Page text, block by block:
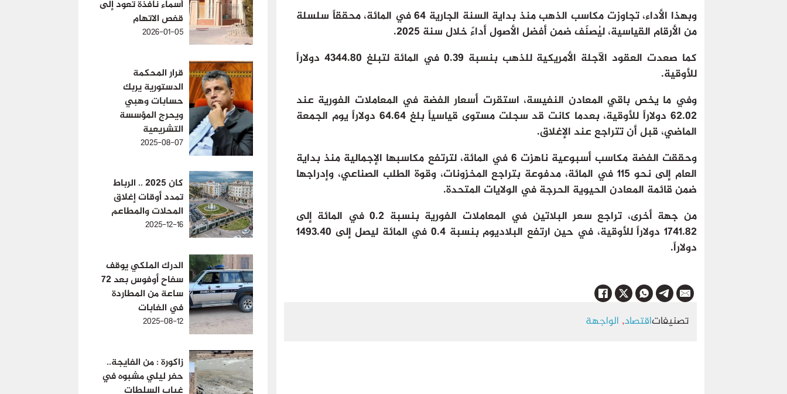
أسماء نافذة تعود إلى
قفص الاتهام
2026-01-05
قرار المحكمة
الدستورية يربك
حسابات وهبي
ويحرج المؤسسة
التشريعية
2025-08-07
كان 2025 .. الرباط
تمدد أوقات إغلاق
المحلات والمطاعم
2025-12-16
الدرك الملكي يوقف
سفاح أوفوس بعد 72
ساعة من المطاردة
في الغابات
2025-08-12
زاكورة : من الفايجة..
حفر ليلي مشبوه في
غياب السلطات
وبهذا الأداء، تجاوزت مكاسب الذهب منذ بداية السنة الجارية 64 في المائة، محققاً سلسلة
من الأرقام القياسية، ليُصنّف ضمن أفضل الأصول أداءً خلال سنة 2025.
كما صعدت العقود الآجلة الأمريكية للذهب بنسبة 0.39 في المائة لتبلغ 4344.80 دولاراً
للأوقية.
وفي ما يخص باقي المعادن النفيسة، استقرت أسعار الفضة في المعاملات الفورية عند
62.02 دولاراً للأوقية، بعدما كانت قد سجلت مستوى قياسياً بلغ 64.64 دولاراً يوم الجمعة
الماضي، قبل أن تتراجع عند الإغلاق.
وحققت الفضة مكاسب أسبوعية ناهزت 6 في المائة، لترتفع مكاسبها الإجمالية منذ بداية
العام إلى نحو 115 في المائة، مدفوعة بتراجع المخزونات، وقوة الطلب الصناعي، وإدراجها
ضمن قائمة المعادن الحيوية الحرجة في الولايات المتحدة.
من جهة أخرى، تراجع سعر البلاتين في المعاملات الفورية بنسبة 0.2 في المائة إلى
1741.82 دولاراً للأوقية، في حين ارتفع البلاديوم بنسبة 0.4 في المائة ليصل إلى 1493.40
دولاراً.
اقتصاد, الواجهة تصنيفات